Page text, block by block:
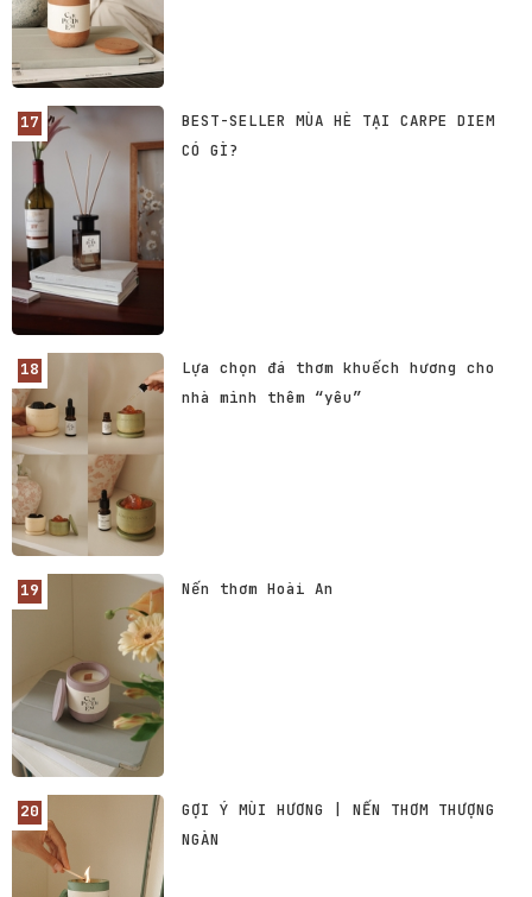
BEST-SELLER MÙA HÈ TẠI CARPE DIEM
CÓ GÌ?
Lựa chọn đá thơm khuếch hương cho
nhà mình thêm “yêu”
Nến thơm Hoài An
GỢI Ý MÙI HƯƠNG | NẾN THƠM THƯỢNG
NGÀN